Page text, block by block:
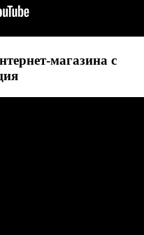
магазина с